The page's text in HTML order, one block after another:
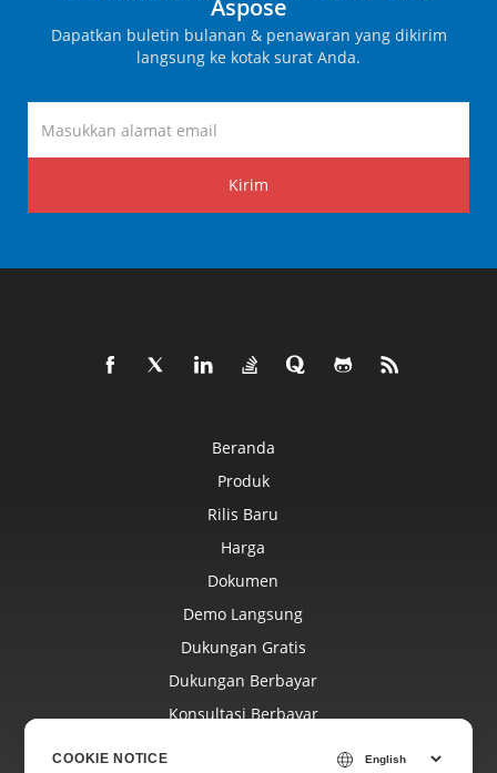
Aspose
Dapatkan buletin bulanan & penawaran yang dikirim
langsung ke kotak surat Anda.
Kirim
Beranda
Produk
Rilis Baru
Harga
Dokumen
Demo Langsung
Dukungan Gratis
Dukungan Berbayar
Konsultasi Berbayar
COOKIE NOTICE